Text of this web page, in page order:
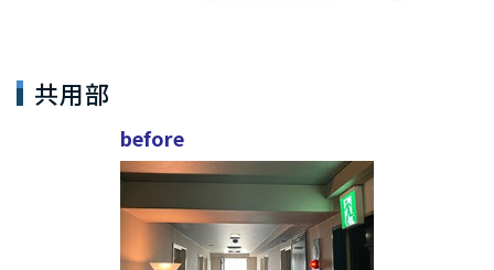
共用部
before